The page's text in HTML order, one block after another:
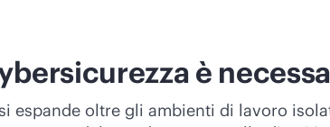
è
espande oltre gli ambienti di lavoro